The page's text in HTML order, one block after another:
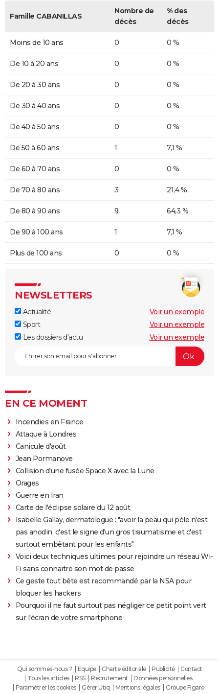
Famille CABANILLAS
Nombre de
décès
% des
décès
Moins de 10 ans 0 0 %
De 10 à 20 ans 0 0 %
De 20 à 30 ans 0 0 %
De 30 à 40 ans 0 0 %
De 40 à 50 ans 0 0 %
De 50 à 60 ans 1 7,1 %
De 60 à 70 ans 0 0 %
De 70 à 80 ans 3 21,4 %
De 80 à 90 ans 9 64,3 %
De 90 à 100 ans 1 7,1 %
Plus de 100 ans 0 0 %
NEWSLETTERS
Actualité
Voir un exemple
Sport
Voir un exemple
Les dossiers d'actu
Voir un exemple
EN CE MOMENT
Incendies en France
Attaque à Londres
Canicule d'août
Jean Pormanove
Collision d'une fusée Space X avec la Lune
Orages
Guerre en Iran
Carte de l'éclipse solaire du 12 août
Isabelle Gallay, dermatologue : "avoir la peau qui pèle n'est
pas anodin, c'est le signe d'un gros traumatisme et c'est
surtout embêtant pour les enfants"
Voici deux techniques ultimes pour rejoindre un réseau Wi-
Fi sans connaitre son mot de passe
Ce geste tout bête est recommandé par la NSA pour
bloquer les hackers
Pourquoi il ne faut surtout pas négliger ce petit point vert
sur l'écran de votre smartphone
Qui sommes-nous ? Equipe Charte éditoriale Publicité
Contact
Tous les articles
RSS Recrutement
Données personnelles
Paramétrer les cookies
Gérer Utiq Mentions légales
Groupe Figaro